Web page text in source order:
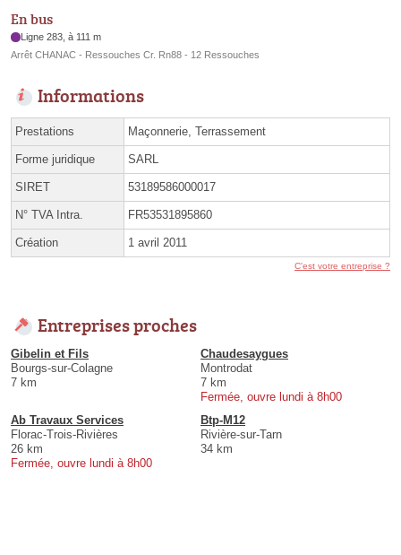
En bus
Ligne 283, à 111 m
Arrêt CHANAC - Ressouches Cr. Rn88 - 12 Ressouches
Informations
Prestations Maçonnerie, Terrassement
Forme juridique SARL
SIRET 53189586000017
N° TVA Intra. FR53531895860
Création 1 avril 2011
C'est votre entreprise ?
Entreprises proches
Gibelin et Fils
Bourgs-sur-Colagne
7 km
Chaudesaygues
Montrodat
7 km
Fermée, ouvre lundi à 8h00
Ab Travaux Services
Florac-Trois-Rivières
26 km
Fermée, ouvre lundi à 8h00
Btp-M12
Rivière-sur-Tarn
34 km